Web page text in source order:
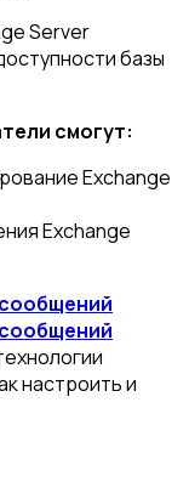
Server
базы
смогут:
Exchange
Exchange
настроить и